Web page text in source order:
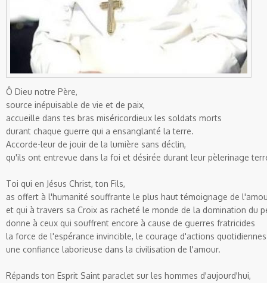
Ô Dieu notre Père,
source inépuisable de vie et de paix,
accueille dans tes bras miséricordieux les soldats morts
durant chaque guerre qui a ensanglanté la terre.
Accorde-leur de jouir de la lumière sans déclin,
qu'ils ont entrevue dans la foi et désirée durant leur pèlerinage
Toi qui en Jésus Christ, ton Fils,
as offert à l'humanité souffrante le plus haut témoignage de
et qui à travers sa Croix as racheté le monde de la domination du
donne à ceux qui souffrent encore à cause de guerres fratricides
la force de l'espérance invincible, le courage d'actions
une confiance laborieuse dans la civilisation de l'amour.
Répands ton Esprit Saint paraclet sur les hommes d'aujourd'hui,